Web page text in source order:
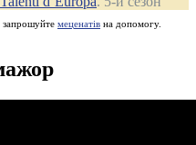
запрошуйте меценатів на допомогу.